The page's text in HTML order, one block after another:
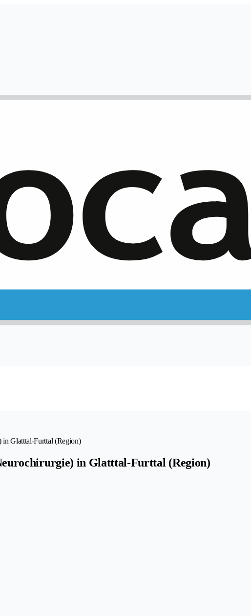
Glatttal-Furttal (Region)
in Glatttal-Furttal (Region)